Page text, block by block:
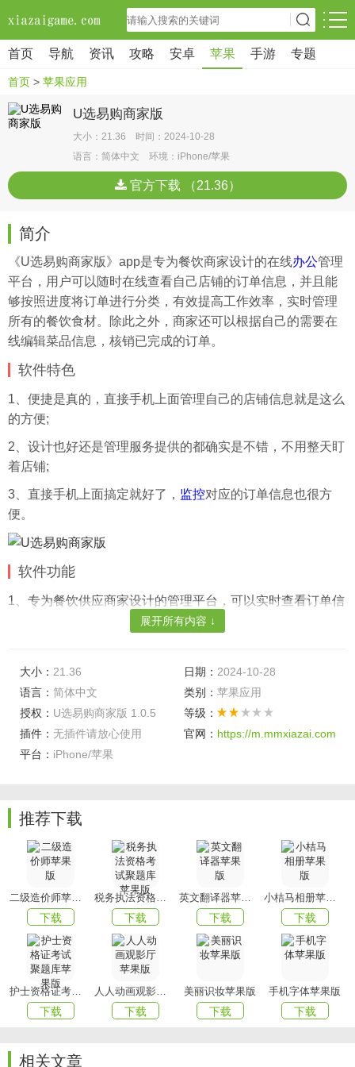
首页 导航 资讯 攻略 安卓 苹果 手游 专题
首页 > 苹果应用
U选易购商家版
大小：21.36 时间：2024-10-28
语言：简体中文 环境：iPhone/苹果
官方下载 （21.36）
简介
《U选易购商家版》app是专为餐饮商家设计的在线办公管理
平台，用户可以随时在线查看自己店铺的订单信息，并且能
够按照进度将订单进行分类，有效提高工作效率，实时管理
所有的餐饮食材。除此之外，商家还可以根据自己的需要在
线编辑菜品信息，核销已完成的订单。
软件特色
1、便捷是真的，直接手机上面管理自己的店铺信息就是这么
的方便;
2、设计也好还是管理服务提供的都确实是不错，不用整天盯
着店铺;
3、直接手机上面搞定就好了， 监控对应的订单信息也很方
便。
软件功能
1、专为餐饮供应商家设计的管理平台，可以实时查看订单信
理所有的餐饮食材食品;
3、随时进行上下架服务，还可以编辑商品信息，除此之外，
还可以核销订单，快速了解收益状况。
软件亮点
2、质量优选上，上U选易购，你的选择，不用担心一些杂七
杂八的问题;
3、简单的在线让你管理你的店铺，拥有超级多的客人什么的
以上就是U选易购商家版的全部内容了，赶快收藏
mmxiazai
下载更多软件和游戏吧！
展开所有内容 ↓
大小： 21.36 日期： 2024-10-28
语言： 简体中文 类别： 苹果应用
授权： U选易购商家版 1.0.5
等级：
插件： 无插件请放心使用 官网： https://m.mmxiazai.com
平台： iPhone/苹果
推荐下载
二级造价师苹果版
下载
税务执法资格考试聚题库苹果版
下载
英文翻译器苹果版
下载
小桔马相册苹果版
下载
护士资格证考试聚题库苹果版
下载
人人动画观影厅苹果版
下载
美丽识妆苹果版
下载
手机字体苹果版
下载
相关文章